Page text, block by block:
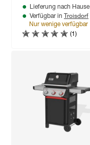
Lieferung nach Hause
Verfügbar in Troisdorf
Nur wenige verfügbar
(1)